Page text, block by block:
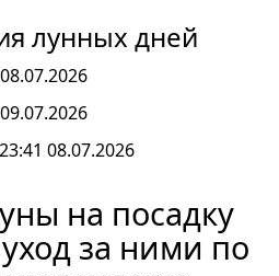
лунных дней
08.07.2026
на посадку
за ними по